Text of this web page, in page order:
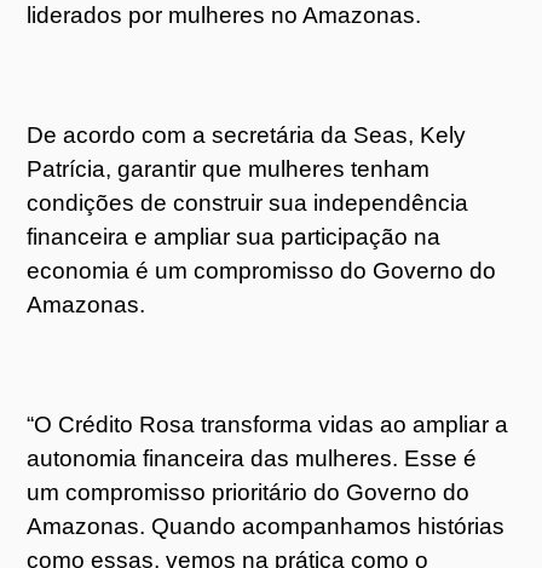
liderados por mulheres no Amazonas.
De acordo com a secretária da Seas, Kely
Patrícia, garantir que mulheres tenham
condições de construir sua independência
financeira e ampliar sua participação na
economia é um compromisso do Governo do
Amazonas.
“O Crédito Rosa transforma vidas ao ampliar a
autonomia financeira das mulheres. Esse é
um compromisso prioritário do Governo do
Amazonas. Quando acompanhamos histórias
como essas, vemos na prática como o